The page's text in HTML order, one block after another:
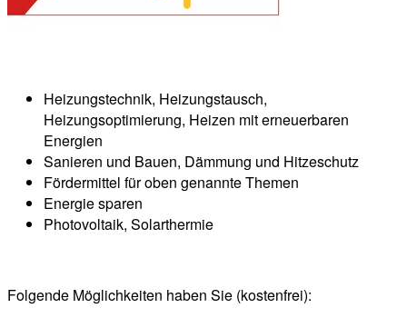
Heizungstechnik, Heizungstausch,
Heizungsoptimierung, Heizen mit erneuerbaren
Energien
Sanieren und Bauen, Dämmung und Hitzeschutz
Fördermittel für oben genannte Themen
Energie sparen
Photovoltaik, Solarthermie
Folgende Möglichkeiten haben Sie (kostenfrei):